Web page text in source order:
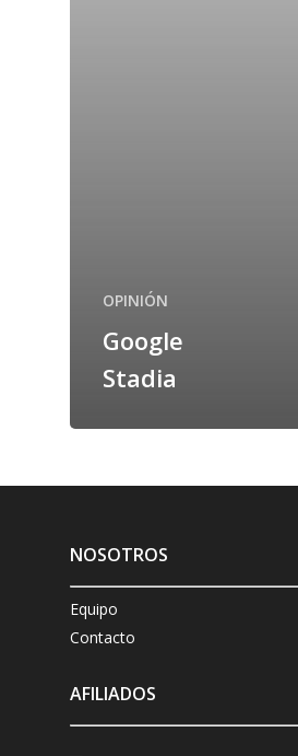
OPINIÓN
Google
Stadia
NOSOTROS
Equipo
Contacto
AFILIADOS